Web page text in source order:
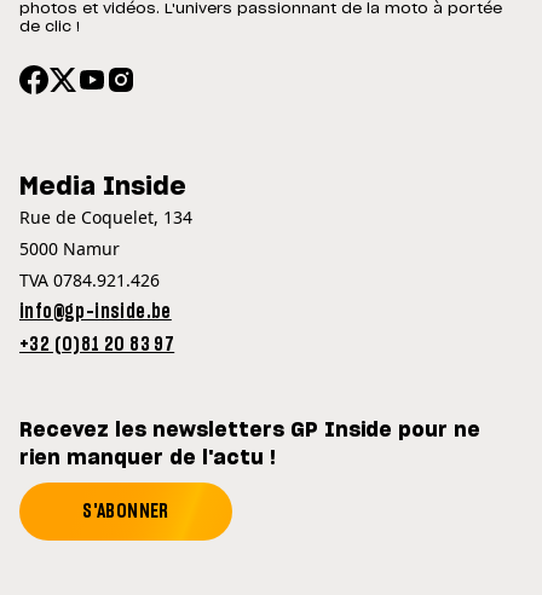
photos et vidéos. L'univers passionnant de la moto à portée
de clic !
Media Inside
Rue de Coquelet, 134
5000 Namur
TVA 0784.921.426
info@gp-inside.be
+32 (0)81 20 83 97
Recevez les newsletters GP Inside pour ne
rien manquer de l'actu !
S'ABONNER